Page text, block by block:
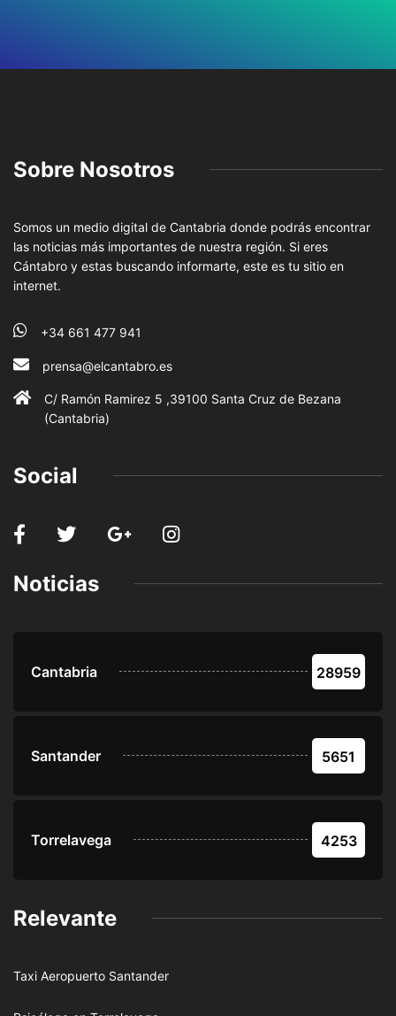
Sobre Nosotros
Somos un medio digital de Cantabria donde podrás encontrar
las noticias más importantes de nuestra región. Si eres
Cántabro y estas buscando informarte, este es tu sitio en
internet.
+34 661 477 941
prensa@elcantabro.es
C/ Ramón Ramirez 5 ,39100 Santa Cruz de Bezana
(Cantabria)
Social
Noticias
Cantabria 28959
Santander 5651
Torrelavega 4253
Relevante
Taxi Aeropuerto Santander